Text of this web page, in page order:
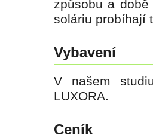
způsobu a
soláriu probíhají
Vybavení
V našem
LUXORA.
Ceník